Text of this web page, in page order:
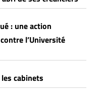
: une action
l’Université
cabinets